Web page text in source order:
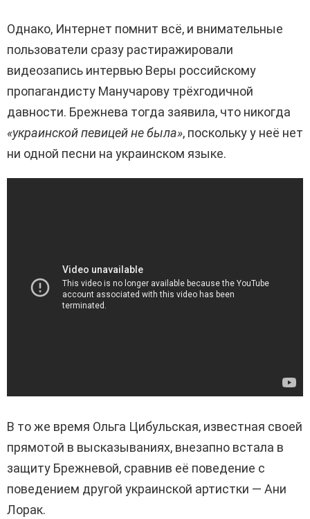
Однако, Интернет помнит всё, и внимательные
пользователи сразу растиражировали
видеозапись интервью Веры российскому
пропагандисту Манучарову трёхгодичной
давности. Брежнева тогда заявила, что никогда
«украинской певицей не была», поскольку у неё нет
ни одной песни на украинском языке.
В то же время Ольга Цибульская, известная своей
прямотой в высказываниях, внезапно встала в
защиту Брежневой, сравнив её поведение с
поведением другой украинской артистки — Ани
Лорак.